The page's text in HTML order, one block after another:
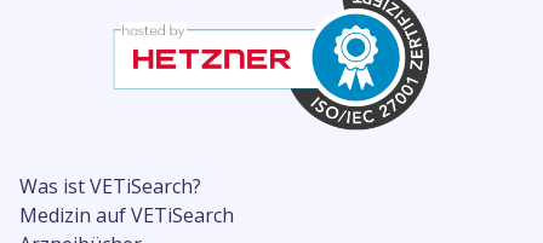
Was ist VETiSearch?
Medizin auf VETiSearch